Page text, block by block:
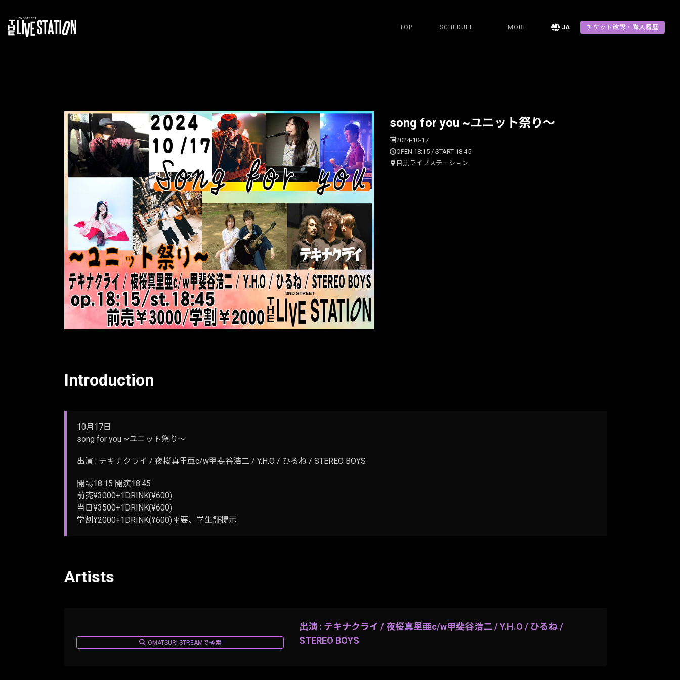
TOP SCHEDULE MORE JA チケット確認・購入履歴
song for you ~ユニット祭り〜
2024-10-17
OPEN 18:15 / START 18:45
目黒ライブステーション
Introduction
10月17日
song for you ~ユニット祭り〜
出演 : テキナクライ / 夜桜真里亜c/w甲斐谷浩二 / Y.H.O / ひるね / STEREO BOYS
開場18:15 開演18:45
前売¥3000+1DRINK(¥600)
当日¥3500+1DRINK(¥600)
学割¥2000+1DRINK(¥600)＊要、学生証提示
Artists
OMATSURI STREAMで検索
出演 : テキナクライ / 夜桜真里亜c/w甲斐谷浩二 / Y.H.O / ひるね /
STEREO BOYS